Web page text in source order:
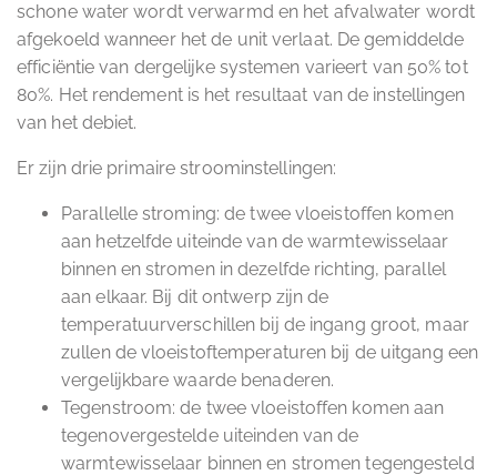
schone water wordt verwarmd en het afvalwater wordt
afgekoeld wanneer het de unit verlaat. De gemiddelde
efficiëntie van dergelijke systemen varieert van 50% tot
80%. Het rendement is het resultaat van de instellingen
van het debiet.
Er zijn drie primaire stroominstellingen:
Parallelle stroming: de twee vloeistoffen komen
aan hetzelfde uiteinde van de warmtewisselaar
binnen en stromen in dezelfde richting, parallel
aan elkaar. Bij dit ontwerp zijn de
temperatuurverschillen bij de ingang groot, maar
zullen de vloeistoftemperaturen bij de uitgang een
vergelijkbare waarde benaderen.
Tegenstroom: de twee vloeistoffen komen aan
tegenovergestelde uiteinden van de
warmtewisselaar binnen en stromen tegengesteld